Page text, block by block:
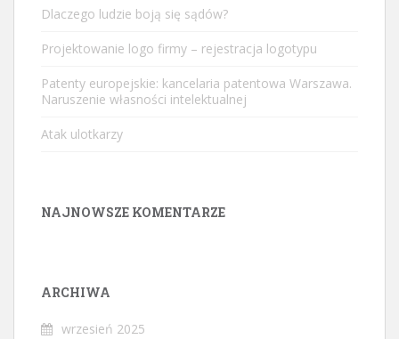
Dlaczego ludzie boją się sądów?
Projektowanie logo firmy – rejestracja logotypu
Patenty europejskie: kancelaria patentowa Warszawa.
Naruszenie własności intelektualnej
Atak ulotkarzy
NAJNOWSZE KOMENTARZE
ARCHIWA
wrzesień 2025